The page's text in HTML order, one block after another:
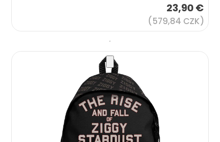
23,90 €
(579,84 CZK)